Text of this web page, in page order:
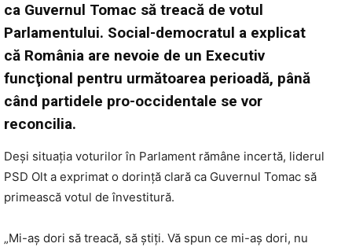
ca Guvernul Tomac să treacă de votul
Parlamentului. Social-democratul a explicat
că România are nevoie de un Executiv
funcţional pentru următoarea perioadă, până
când partidele pro-occidentale se vor
reconcilia.
Deși situația voturilor în Parlament rămâne incertă, liderul
PSD Olt a exprimat o dorință clară ca Guvernul Tomac să
primească votul de învestitură.
„Mi-aș dori să treacă, să știți. Vă spun ce mi-aș dori, nu